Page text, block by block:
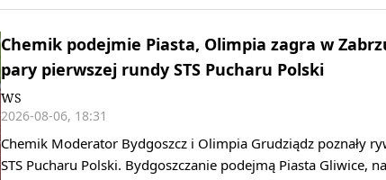
Chemik podejmie Piasta, Olimpia zagra w
pary pierwszej rundy STS Pucharu Polski
WS
2026-08-06, 18:31
Chemik Moderator Bydgoszcz i Olimpia Grudziądz poznały
STS Pucharu Polski. Bydgoszczanie podejmą Piasta Gliwice,